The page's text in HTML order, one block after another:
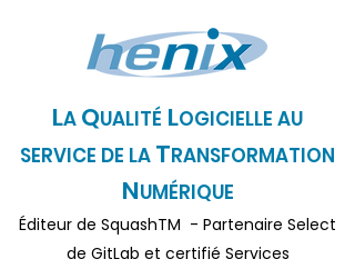
LA QUALITÉ LOGICIELLE AU
SERVICE DE LA TRANSFORMATION
NUMÉRIQUE
Éditeur de SquashTM - Partenaire Select
de GitLab et certifié Services